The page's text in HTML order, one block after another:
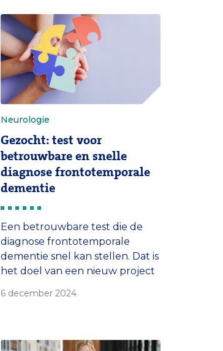
Neurologie
Gezocht: test voor
betrouwbare en snelle
diagnose frontotemporale
dementie
Een betrouwbare test die de
diagnose frontotemporale
dementie snel kan stellen. Dat is
het doel van een nieuw project
onderzoeker Esther Bron van
Het consortium ontvangt een
6 december 2024